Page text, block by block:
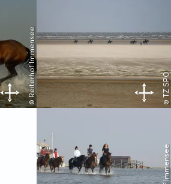
© Reiterhof Immensee © TZ SPO